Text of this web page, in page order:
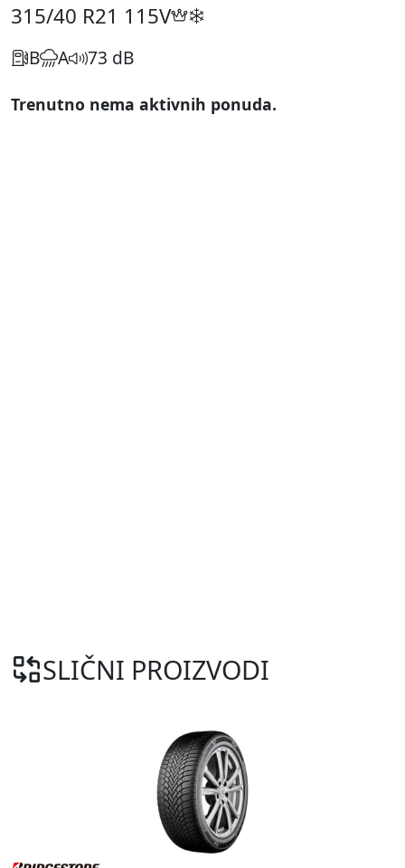
315/40 R21 115V
B A 73 dB
Trenutno nema aktivnih ponuda.
SLIČNI PROIZVODI